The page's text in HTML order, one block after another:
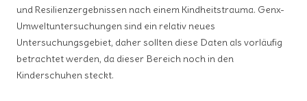
und Resilienzergebnissen nach einem Kindheitstrauma. Genx-
Umweltuntersuchungen sind ein relativ neues
Untersuchungsgebiet, daher sollten diese Daten als vorläufig
betrachtet werden, da dieser Bereich noch in den
Kinderschuhen steckt.